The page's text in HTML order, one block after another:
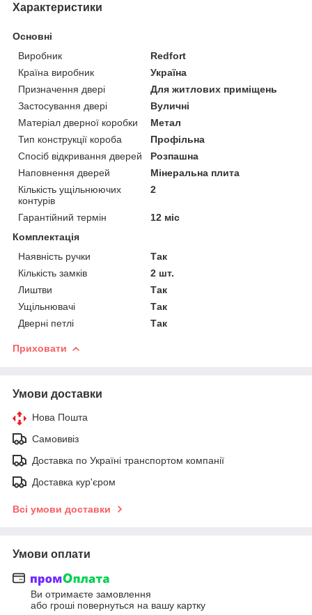
Характеристики
Основні
Виробник
Redfort
Країна виробник
Україна
Призначення двері
Для житлових приміщень
Застосування двері
Вуличні
Матеріал дверної коробки
Метал
Тип конструкції короба
Профільна
Спосіб відкривання дверей
Розпашна
Наповнення дверей
Мінеральна плита
Кількість ущільнюючих
контурів
2
Гарантійний термін
12 міс
Комплектація
Наявність ручки
Так
Кількість замків
2 шт.
Лиштви
Так
Ущільнювачі
Так
Дверні петлі
Так
Приховати
Умови доставки
Нова Пошта
Самовивіз
Доставка по Україні транспортом компанії
Доставка кур'єром
Всі умови доставки
Умови оплати
Ви отримаєте замовлення
або гроші повернуться на вашу картку